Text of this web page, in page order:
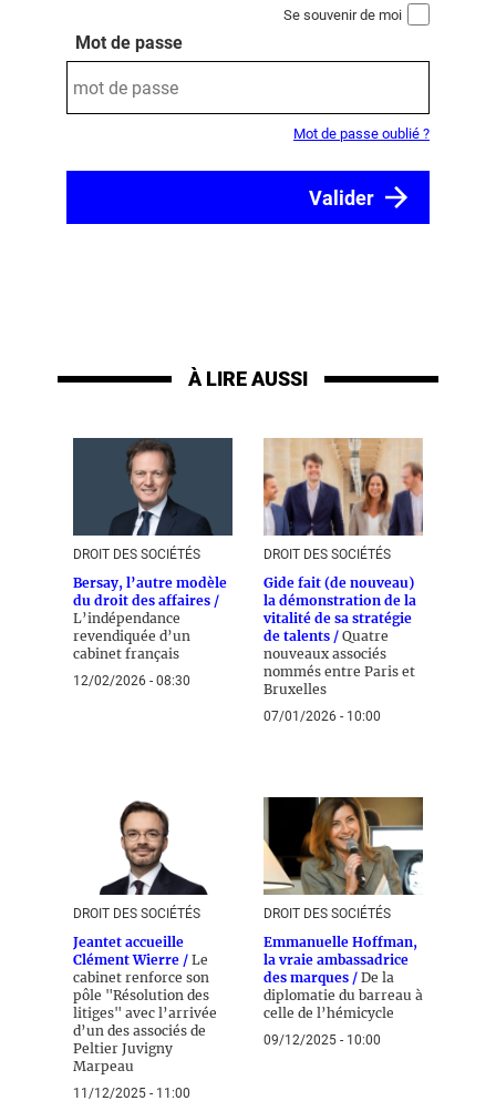
Se souvenir de moi
Mot de passe
Mot de passe oublié ?
À LIRE AUSSI
DROIT DES SOCIÉTÉS
Bersay, l’autre modèle
du droit des affaires /
L’indépendance
revendiquée d’un
cabinet français
12/02/2026 - 08:30
DROIT DES SOCIÉTÉS
Gide fait (de nouveau)
la démonstration de la
vitalité de sa stratégie
de talents / Quatre
nouveaux associés
nommés entre Paris et
Bruxelles
07/01/2026 - 10:00
DROIT DES SOCIÉTÉS
Jeantet accueille
Clément Wierre / Le
cabinet renforce son
pôle "Résolution des
litiges" avec l’arrivée
d’un des associés de
Peltier Juvigny
Marpeau
11/12/2025 - 11:00
DROIT DES SOCIÉTÉS
Emmanuelle Hoffman,
la vraie ambassadrice
des marques / De la
diplomatie du barreau à
celle de l’hémicycle
09/12/2025 - 10:00